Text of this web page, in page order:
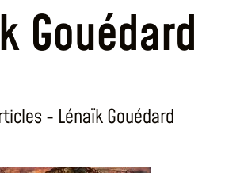
Gouédard
- Lénaïk Gouédard